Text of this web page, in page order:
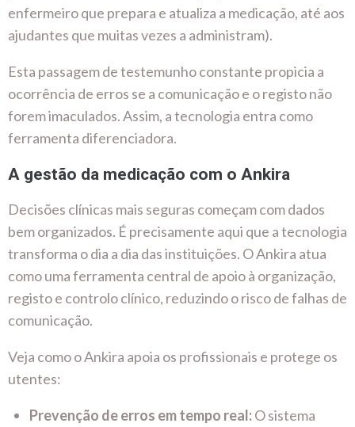
enfermeiro que prepara e atualiza a medicação, até aos
ajudantes que muitas vezes a administram).
Esta passagem de testemunho constante propicia a
ocorrência de erros se a comunicação e o registo não
forem imaculados. Assim, a tecnologia entra como
ferramenta diferenciadora.
A gestão da medicação com o Ankira
Decisões clínicas mais seguras começam com dados
bem organizados. É precisamente aqui que a tecnologia
transforma o dia a dia das instituições. O Ankira atua
como uma ferramenta central de apoio à organização,
registo e controlo clínico, reduzindo o risco de falhas de
comunicação.
Veja como o Ankira apoia os profissionais e protege os
utentes:
Prevenção de erros em tempo real:O sistema